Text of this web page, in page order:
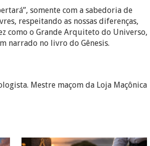
respeitando as nossas diferenças,
como o Grande Arquiteto do Universo,
narrado no livro do Gênesis.